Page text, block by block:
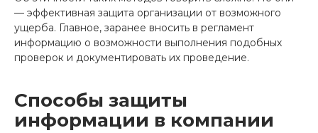
— эффективная защита организации от возможного
ущерба. Главное, заранее вносить в регламент
информацию о возможности выполнения подобных
проверок и документировать их проведение.
Способы защиты
информации в компании